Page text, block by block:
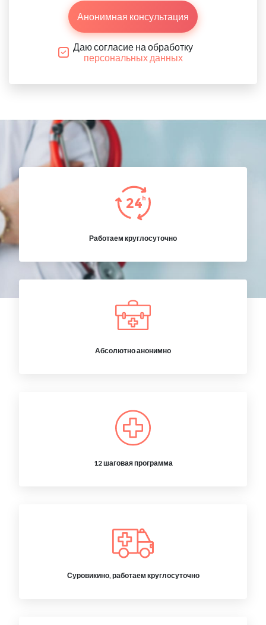
Анонимная консультация
Даю согласие на обработку
персональных данных
Работаем круглосуточно
Абсолютно анонимно
12 шаговая программа
Суровикино, работаем круглосуточно